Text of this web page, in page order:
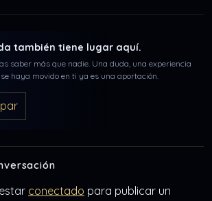
también tiene lugar aquí.
saber más que nadie. Una duda, una experiencia
haya movido en ti ya es una aportación.
conectado para publicar un